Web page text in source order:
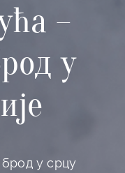
–
у
у срцу